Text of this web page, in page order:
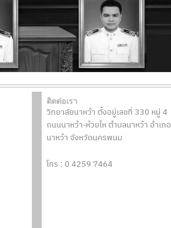
ติดต่อเรา
วิทยาลัยนาหว้า ตั้งอยู่เลขที่ 330 หมู่ 4
ถนนนาหว้า-ห้วยไห ตำบลนาหว้า อำเภอ
นาหว้า จังหวัดนครพนม
โทร : 0 4259 7464